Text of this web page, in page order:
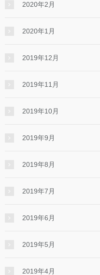
2020年2月
2020年1月
2019年12月
2019年11月
2019年10月
2019年9月
2019年8月
2019年7月
2019年6月
2019年5月
2019年4月